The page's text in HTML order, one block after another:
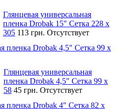
Глянцевая универсальная
пленка Drobak 15" Сетка 228 x
305 113 грн. Отсутствует
пленка Drobak 4,5" Сетка 99 x
Глянцевая универсальная
пленка Drobak 4,5" Сетка 99 x
58 45 грн. Отсутствует
пленка Drobak 4" Сетка 82 x